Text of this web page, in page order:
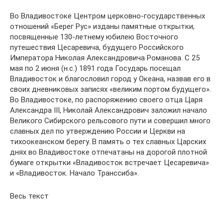
Во Владивостоке Центром церковно-государственных
отношений «Берег Рус» изданы памятные открытки,
посвященные 130-летнему юбилею Восточного
путешествия Цесаревича, будущего Российского
Императора Николая Александровича Романова. С 25
мая по 2 июня (н.с.) 1891 года Государь посещал
Владивосток и благословил город у Океана, назвав его в
своих дневниковых записях «великим портом будущего».
Во Владивостоке, по распоряжению своего отца Царя
Александра III, Николай Александрович заложил начало
Великого Сибирского рельсового пути и совершил много
славных дел по утверждению России и Церкви на
тихоокеанском берегу. В память о тех славных Царских
днях во Владивостоке отпечатаны на дорогой плотной
бумаге открытки «Владивосток встречает Цесаревича»
и «Владивосток. Начало Транссиба».
Весь текст